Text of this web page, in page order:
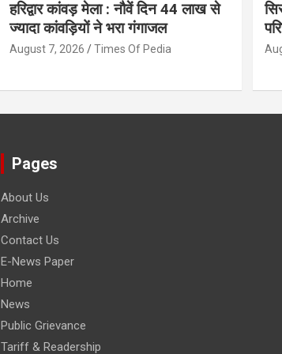
हरिद्वार कांवड़ मेला : नौवें दिन 44 लाख से
ज्यादा कांवड़ियों ने भरा गंगाजल
August 7, 2026 Times Of Pedia
Pages
About Us
Archive
Contact Us
E-News Paper
Home
News
Public Grievance
Tariff & Readership